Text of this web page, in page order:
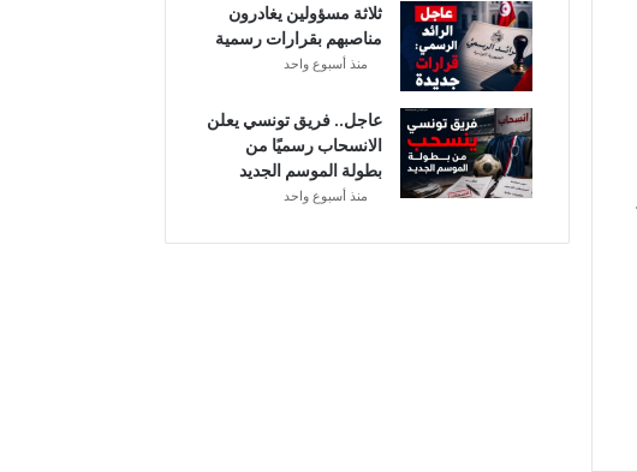
ثلاثة مسؤولين يغادرون
مناصبهم بقرارات رسمية
منذ أسبوع واحد
عاجل.. فريق تونسي يعلن
الانسحاب رسميًا من
بطولة الموسم الجديد
منذ أسبوع واحد